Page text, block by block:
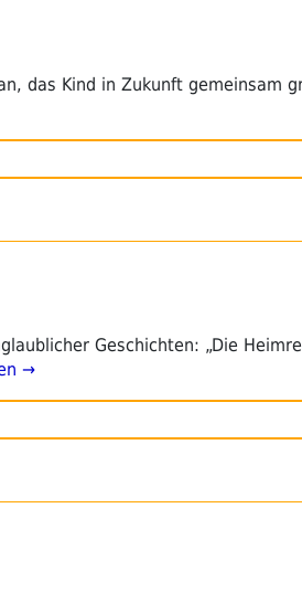
das Kind in Zukunft gemeinsam
Geschichten: „Die
→